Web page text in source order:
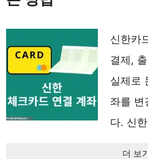
신한카
결제,
실제로
좌를 변
다. 신
더 보